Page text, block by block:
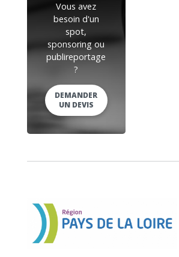
Vous avez
besoin d'un
spot,
sponsoring ou
publireportage
?
DEMANDER
UN DEVIS